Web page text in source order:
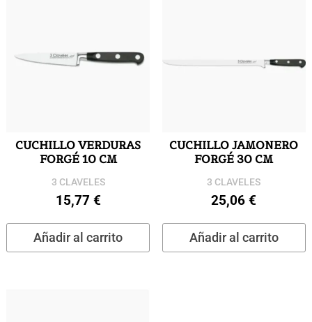
CUCHILLO VERDURAS
FORGÉ 10 CM
3 CLAVELES
15,77 €
Añadir al carrito
CUCHILLO JAMONERO
FORGÉ 30 CM
3 CLAVELES
25,06€
Añadir al carrito